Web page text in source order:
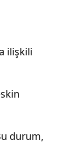
ilişkili
durum,